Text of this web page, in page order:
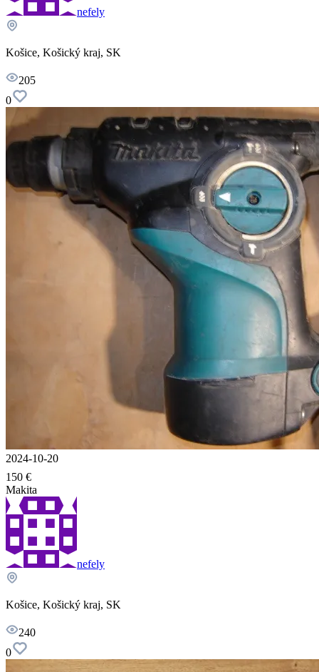
nefely
Košice, Košický kraj, SK
205
0
2024-10-20
150 €
Makita
nefely
Košice, Košický kraj, SK
240
0